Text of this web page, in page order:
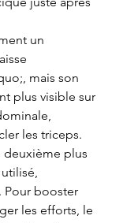
un
mais son
plus visible sur
les triceps.
deuxième plus
Pour booster
les efforts, le